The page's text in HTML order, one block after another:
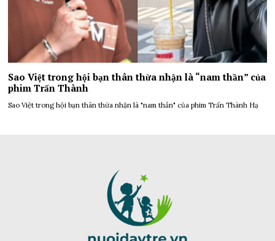
Sao Việt trong hội bạn thân thừa nhận là “nam thần” của
phim Trấn Thành
Sao Việt trong hội bạn thân thừa nhận là "nam thần" của phim Trấn Thành Hạ